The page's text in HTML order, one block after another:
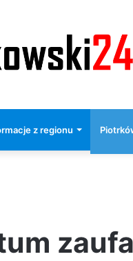
z regionu